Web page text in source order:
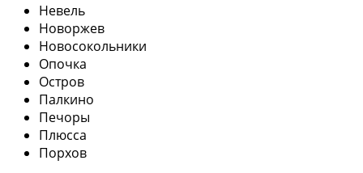
Невель
Новоржев
Новосокольники
Опочка
Остров
Палкино
Печоры
Плюсса
Порхов